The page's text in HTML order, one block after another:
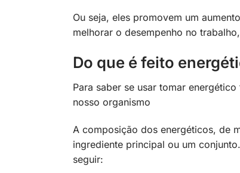
Ou seja, eles promovem um
melhorar o desempenho no
Do que é feito
Para saber se usar tomar
nosso organismo
A composição dos energéticos, de
ingrediente principal ou um
seguir: